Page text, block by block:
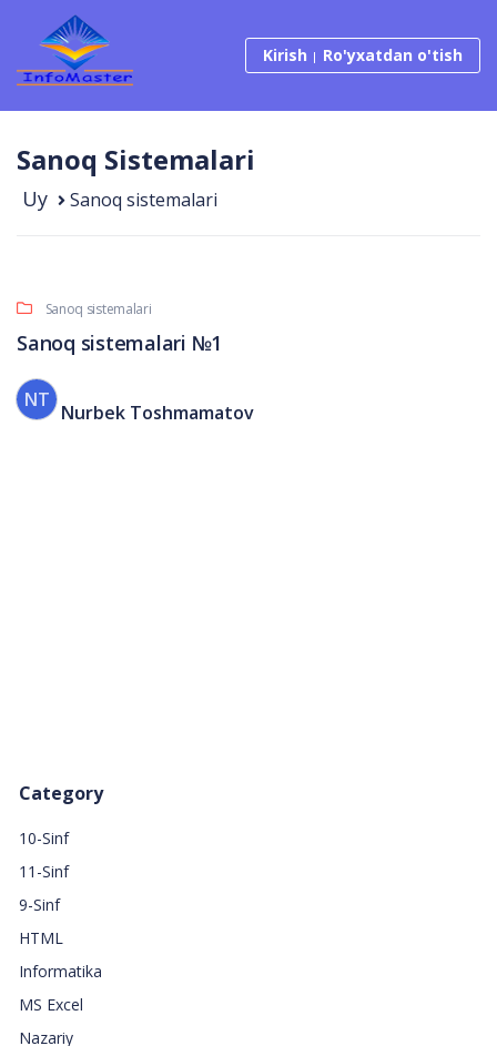
Tarkibga o‘tish
Kirish Ro'yxatdan o'tish
Sanoq Sistemalari
Uy Sanoq sistemalari
Sanoq sistemalari
Sanoq sistemalari №1
NT
Nurbek Toshmamatov
Category
10-Sinf
11-Sinf
9-Sinf
HTML
Informatika
MS Excel
Nazariy